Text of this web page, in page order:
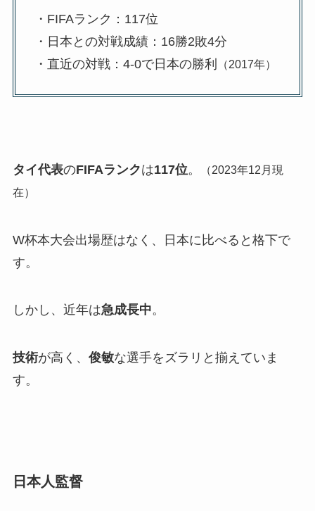
・FIFAランク：117位
・日本との対戦成績：16勝2敗4分
・直近の対戦：4-0で日本の勝利
（2017年）
タイ代表のFIFAランクは117位。
（2023年12月現
在）
W杯本大会出場歴はなく、日本に比べると格下で
す。
しかし、近年は急成長中。
技術が高く、 俊敏な選手をズラリと揃えていま
す。
日本人監督